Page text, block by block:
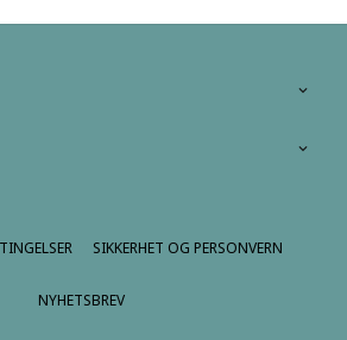
SIKKERHET OG PERSONVERN
NYHETSBREV